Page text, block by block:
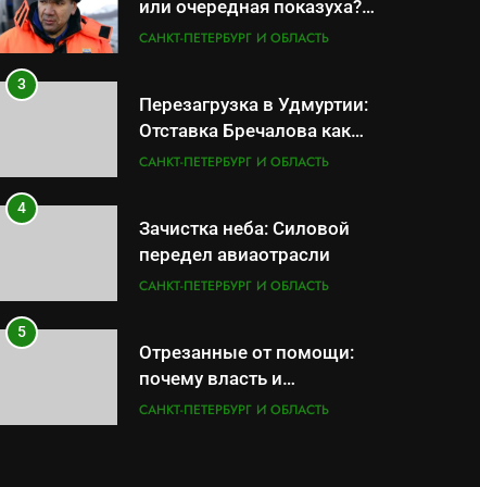
или очередная показуха?
Что скрывает российский
САНКТ-ПЕТЕРБУРГ И ОБЛАСТЬ
3
Перезагрузка в Удмуртии:
Отставка Бречалова как
результат управленческих
САНКТ-ПЕТЕРБУРГ И ОБЛАСТЬ
4
Зачистка неба: Силовой
передел авиаотрасли
САНКТ-ПЕТЕРБУРГ И ОБЛАСТЬ
5
Отрезанные от помощи:
почему власть и
маркетплейсы «умывают
САНКТ-ПЕТЕРБУРГ И ОБЛАСТЬ